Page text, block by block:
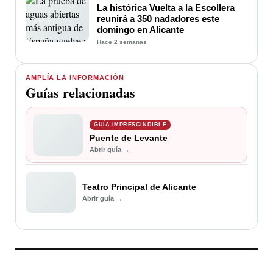
AMPLÍA LA INFORMACIÓN
Guías relacionadas
GUÍA IMPRESCINDIBLE
Puente de Levante
Abrir guía →
Teatro Principal de Alicante
Abrir guía →
La histórica Vuelta a la Escollera
reunirá a 350 nadadores este
domingo en Alicante
Hace 2 semanas